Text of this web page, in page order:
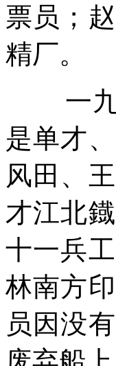
票员；
精厂。
一
是单才
风田、
才江北
十一兵
林南方
员因没